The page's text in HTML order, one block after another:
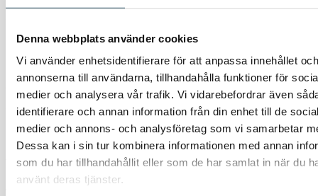
Denna webbplats använder cookies
Vi använder enhetsidentifierare för att anpassa innehållet och
annonserna till användarna, tillhandahålla funktioner för
medier och analysera vår trafik. Vi vidarebefordrar även
identifierare och annan information från din enhet till de
medier och annons- och analysföretag som vi samarbetar
Dessa kan i sin tur kombinera informationen med annan
som du har tillhandahållit eller som de har samlat in när du
använt deras tjänster.
slangen direkt, och du kopplar lika enkelt bort den, helt utan verktyg.
Kopplingen fungerar utmärkt vid hantering av vatten, kemikalier och
andra vätskor. Dessutom står den emot korrosion och mekaniskt
slitage, vilket ger en lång och driftsäker användning. Därför är den ett
bra val inom jordbruk, industri och bygg
Artikelnummer: CFD10B027
Älvestad-Tanken ABhar sedan starten 2004 sålt vattentankar,